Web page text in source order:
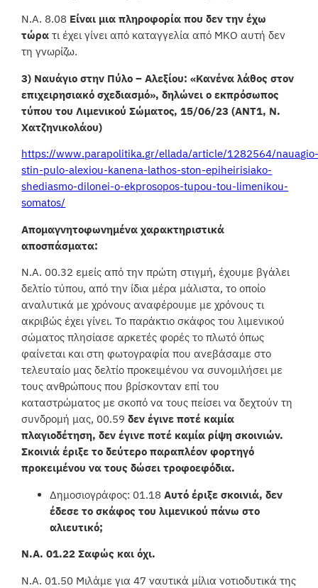
Ν.Α. 8.08 Είναι μια πληροφορία που δεν την έχω
τώρα τι έχει γίνει από καταγγελία από ΜΚΟ αυτή δεν
τη γνωρίζω.
3) Ναυάγιο στην Πύλο – Αλεξίου: «Κανένα λάθος στον
επιχειρησιακό σχεδιασμό», δηλώνει ο εκπρόσωπος
τύπου του Λιμενικού Σώματος, 15/06/23 (ΑΝΤ1, Ν.
Χατζηνικολάου)
https://www.parapolitika.gr/ellada/article/1282564/
stin-pulo-alexiou-kanena-lathos-ston-epiheirisiako-
shediasmo-dilonei-o-ekprosopos-tupou-tou-limenikou-
somatos/
Απομαγνητοφωνημένα χαρακτηριστικά
αποσπάσματα:
N.A. 00.32 εμείς από την πρώτη στιγμή, έχουμε βγάλει
δελτίο τύπου, από την ίδια μέρα μάλιστα, το οποίο
αναλυτικά με χρόνους αναφέρουμε με χρόνους τι
ακριβώς έχει γίνει. Το παράκτιο σκάφος του λιμενικού
σώματος πλησίασε αρκετές φορές το πλωτό όπως
φαίνεται και στη φωτογραφία που ανεβάσαμε στο
τελευταίο μας δελτίο προκειμένου να συνομιλήσει με
τους ανθρώπους που βρίσκονταν επί του
καταστρώματος με σκοπό να τους πείσει να δεχτούν τη
συνδρομή μας, 00.59δεν έγινε ποτέ καμία
πλαγιοδέτηση, δεν έγινε ποτέ καμία ρίψη σκοινιών.
Σκοινιά έριξε το δεύτερο παραπλέον φορτηγό
προκειμένου να τους δώσει τροφοεφόδια.
Δημοσιογράφος: 01.18Αυτό έριξε σκοινιά, δεν
έδεσε το σκάφος του λιμενικού πάνω στο
αλιευτικό;
Ν.Α. 01.22 Σαφώς και όχι.
Ν.Α. 01.50 Μιλάμε για 47 ναυτικά μίλια νοτιοδυτικά της